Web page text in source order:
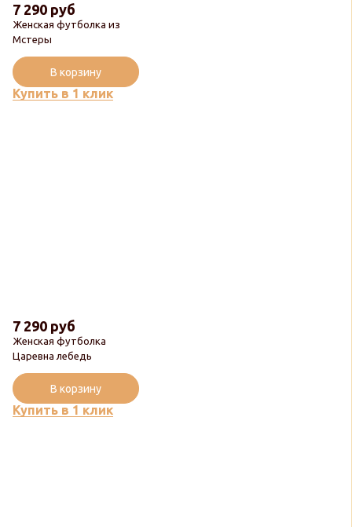
Женская футболка из
Мстеры
7 290 руб
Купить в 1 клик
В корзину
Женская футболка
Царевна лебедь
7 290 руб
Купить в 1 клик
В корзину